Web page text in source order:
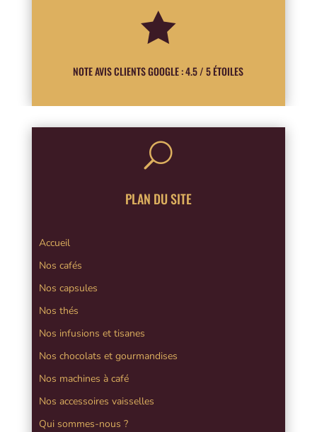

NOTE AVIS CLIENTS GOOGLE : 4.5 / 5 ÉTOILES
U
PLAN DU SITE
Accueil
Nos cafés
Nos capsules
Nos thés
Nos infusions et tisanes
Nos chocolats et gourmandises
Nos machines à café
Nos accessoires vaisselles
Qui sommes-nous ?